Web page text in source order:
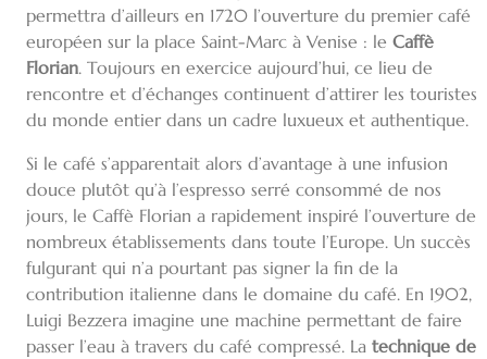
permettra d’ailleurs en 1720 l’ouverture du premier café
européen sur la place Saint-Marc à Venise : le Caffè
Florian. Toujours en exercice aujourd’hui, ce lieu de
rencontre et d’échanges continuent d’attirer les touristes
du monde entier dans un cadre luxueux et authentique.
Si le café s’apparentait alors d’avantage à une infusion
douce plutôt qu’à l’espresso serré consommé de nos
jours, le Caffè Florian a rapidement inspiré l’ouverture de
nombreux établissements dans toute l’Europe. Un succès
fulgurant qui n’a pourtant pas signer la fin de la
contribution italienne dans le domaine du café. En 1902,
Luigi Bezzera imagine une machine permettant de faire
passer l’eau à travers du café compressé. La technique de